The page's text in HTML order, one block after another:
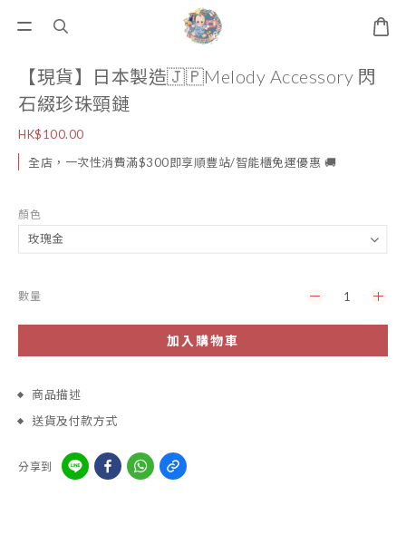
【現貨】日本製造🇯🇵Melody Accessory 閃
石綴珍珠頸鏈
HK$100.00
全店，一次性消費滿$300即享順豐站/智能櫃免運優惠 🚚
顏色
數量
加入購物車
商品描述
送貨及付款方式
分享到